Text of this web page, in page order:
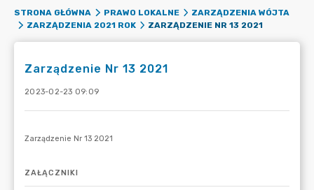
STRONA GŁÓWNA PRAWO LOKALNE
ZARZĄDZENIA WÓJTA
ZARZĄDZENIA 2021 ROK
ZARZĄDZENIE NR 13 2021
Zarządzenie Nr 13 2021
2023-02-23 09:09
ZAŁĄCZNIKI